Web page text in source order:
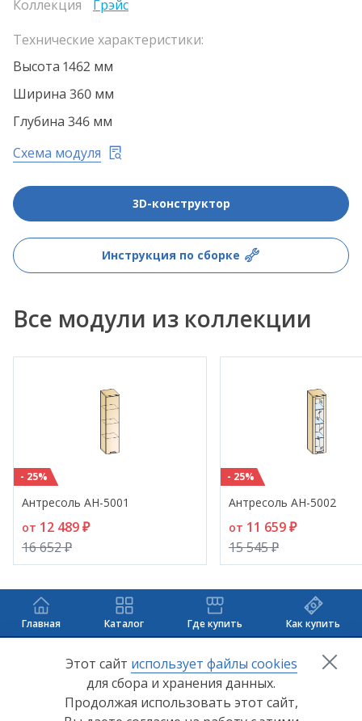
Коллекция
Грэйс
Технические характеристики:
Высота 1462 мм
Ширина 360 мм
Глубина 346 мм
Схема модуля
3D-конструктор
Инструкция по сборке
Все модули из коллекции
- 25%
Антресоль АН-5001
от 12 489 ₽
16 652 ₽
- 25%
Антресоль АН-5002
от 11 659 ₽
15 545 ₽
Главная Каталог Где купить Как купить
+7 (8412) 65-33-00
info@lerom.ru
Этот сайт использует файлы cookies
для сбора и хранения данных.
Продолжая использовать этот сайт,